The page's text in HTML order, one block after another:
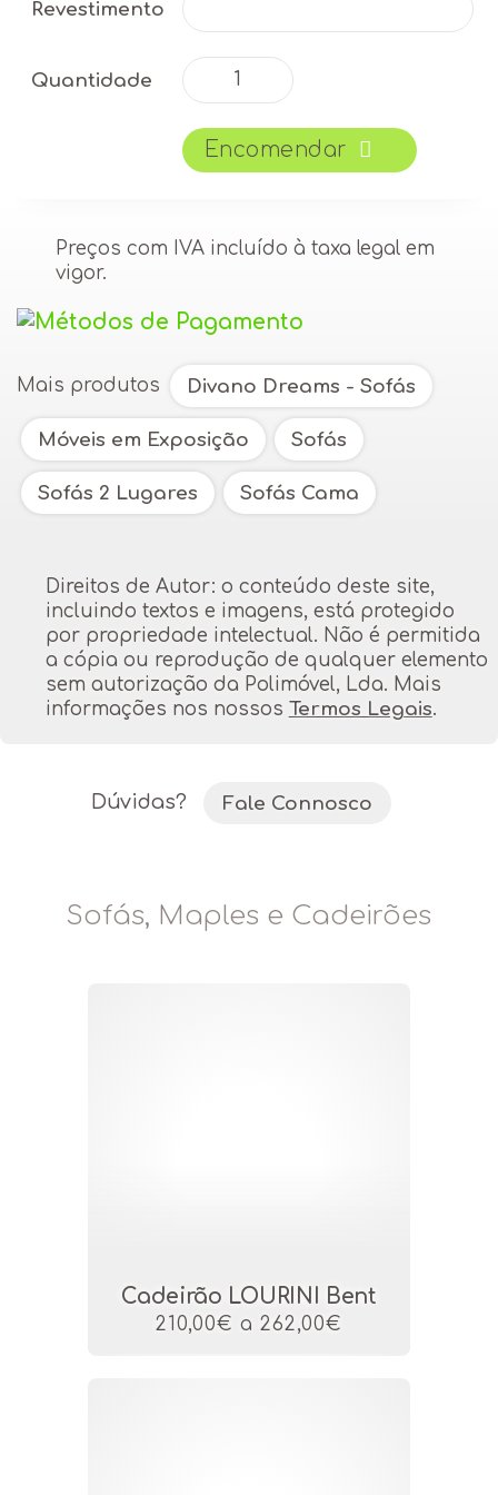
Sofá cama Augusta com Chaise-
Fonte: Divano Dreams - Sofás
Revestimento
Quantidade
Quantidade
de
Sofá
Cama
Encomendar
Preços com IVA incluído à taxa legal em
vigor.
Mais produtos Divano Dreams - Sofás
Móveis em Exposição Sofás
Sofás 2 Lugares Sofás Cama
Direitos de Autor: o conteúdo deste site,
incluindo textos e imagens, está protegido
por propriedade intelectual. Não é permitida
a cópia ou reprodução de qualquer elemento
sem autorização da Polimóvel, Lda. Mais
informações nos nossos Termos Legais.
Dúvidas? Fale Connosco
Sofás, Maples e Cadeirões
Cadeirão LOURINI Bent
210,00€ a 262,00€